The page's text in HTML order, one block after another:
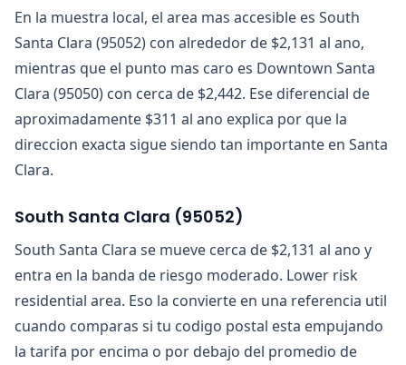
En la muestra local, el area mas accesible es South
Santa Clara (95052) con alrededor de $2,131 al ano,
mientras que el punto mas caro es Downtown Santa
Clara (95050) con cerca de $2,442. Ese diferencial de
aproximadamente $311 al ano explica por que la
direccion exacta sigue siendo tan importante en Santa
Clara.
South Santa Clara (95052)
South Santa Clara se mueve cerca de $2,131 al ano y
entra en la banda de riesgo moderado. Lower risk
residential area. Eso la convierte en una referencia util
cuando comparas si tu codigo postal esta empujando
la tarifa por encima o por debajo del promedio de